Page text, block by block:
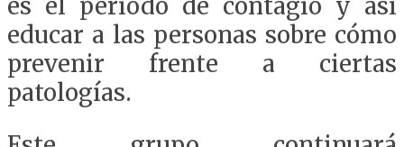
es el periodo de contagio y así
educar a las personas sobre cómo
prevenir frente a ciertas
patologías.